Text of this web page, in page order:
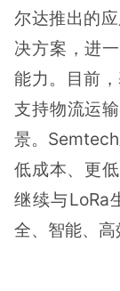
尔达推出的
决方案，进
能力。目前
支持物流运
景。
低成本、更
继续与LoRa
全、智能、